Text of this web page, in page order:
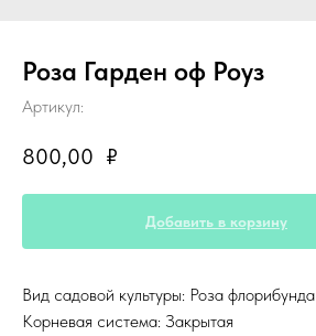
Роза Гарден оф Роуз
Артикул:
800,00 ₽
Добавить в корзину
Вид садовой культуры: Роза флорибунда
Корневая система: Закрытая